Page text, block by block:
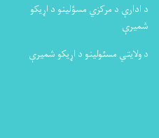
د ادارې د مرکزي مسؤلینو د اړیکو
شمیرې
د ولایتي مسئولینو د اړیکو شمیرې